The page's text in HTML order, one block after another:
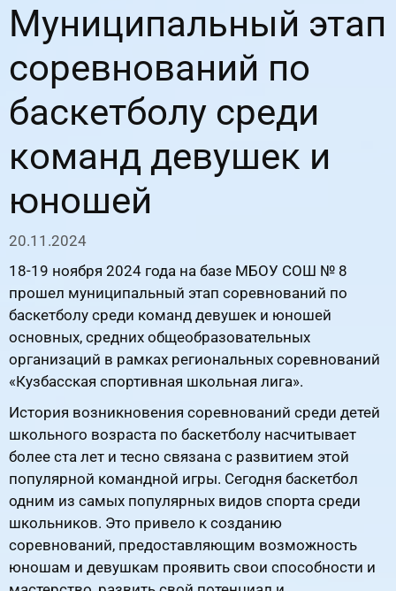
Муниципальный этап
соревнований по
баскетболу среди
команд девушек и
юношей
20.11.2024
18-19 ноября 2024 года на базе МБОУ СОШ № 8
прошел муниципальный этап соревнований по
баскетболу среди команд девушек и юношей
основных, средних общеобразовательных
организаций в рамках региональных соревнований
«Кузбасская спортивная школьная лига».
История возникновения соревнований среди детей
школьного возраста по баскетболу насчитывает
более ста лет и тесно связана с развитием этой
популярной командной игры. Сегодня баскетбол
одним из самых популярных видов спорта среди
школьников. Это привело к созданию
соревнований, предоставляющим возможность
юношам и девушкам проявить свои способности и